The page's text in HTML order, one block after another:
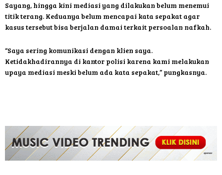
Sayang, hingga kini mediasi yang dilakukan belum menemui
titik terang. Keduanya belum mencapai kata sepakat agar
kasus tersebut bisa berjalan damai terkait persoalan nafkah.
“Saya sering komunikasi dengan klien saya.
Ketidakhadirannya di kantor polisi karena kami melakukan
upaya mediasi meski belum ada kata sepakat,” pungkasnya.